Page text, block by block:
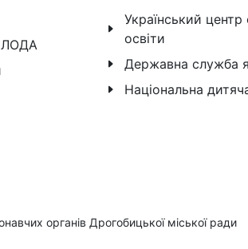
ЛОДА
Український центр
освіти
Державна служба
Національна
органів Дрогобицької міської ради